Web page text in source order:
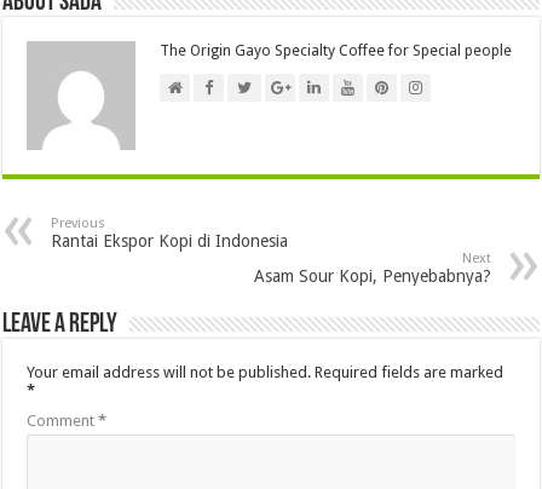
The Origin Gayo Specialty Coffee for Special people
Previous
Rantai Ekspor Kopi di Indonesia
Next
Asam Sour Kopi, Penyebabnya?
Leave a Reply
Your email address will not be published. Required fields are marked
*
Comment*